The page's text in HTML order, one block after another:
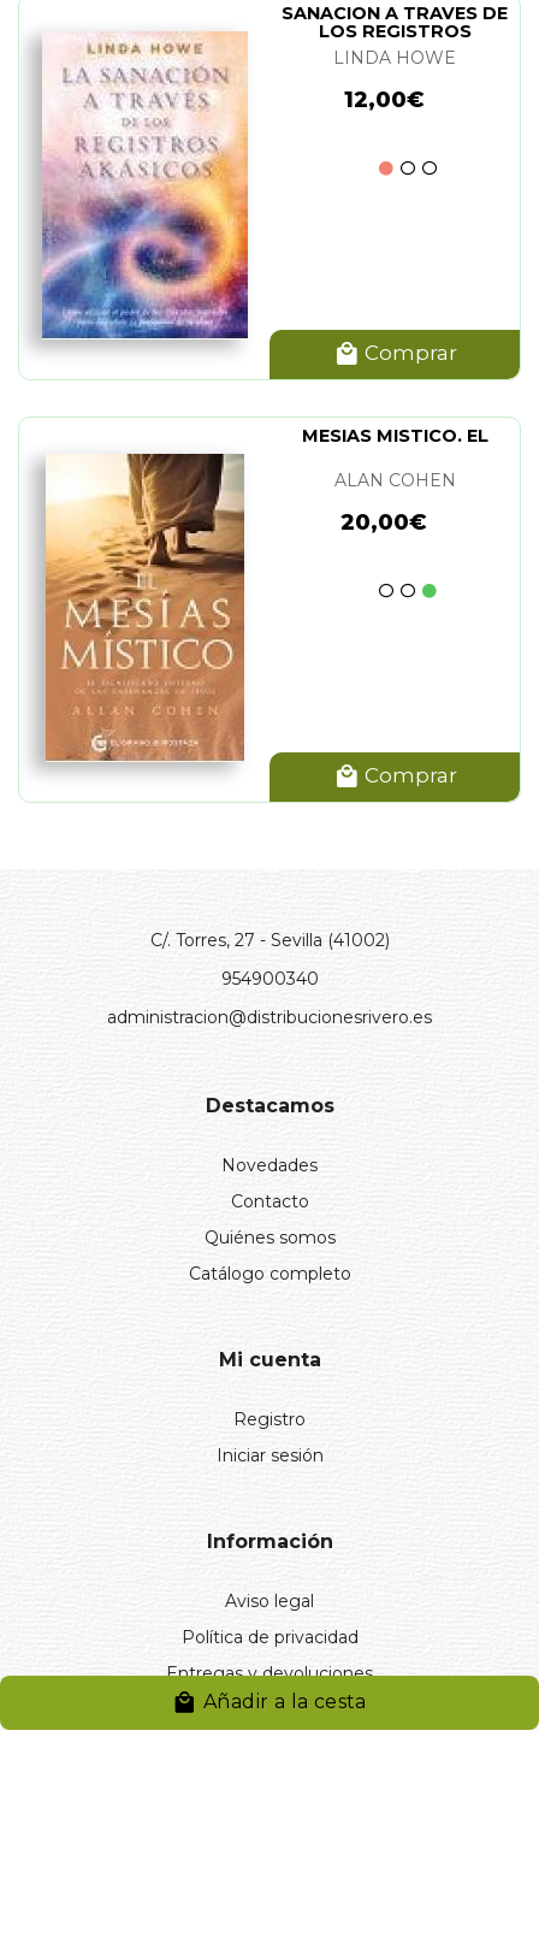
Añadir a la cesta
SANACION A TRAVES DE
LOS REGISTROS
AKASICOS. LA
LINDA HOWE
12,00€
Comprar
MESIAS MISTICO. EL
ALAN COHEN
20,00€
Comprar
C/. Torres, 27 - Sevilla (41002)
954900340
administracion@distribucionesrivero.es
Destacamos
Novedades
Contacto
Quiénes somos
Catálogo completo
Mi cuenta
Registro
Iniciar sesión
Información
Aviso legal
Política de privacidad
Entregas y devoluciones
Desistimiento